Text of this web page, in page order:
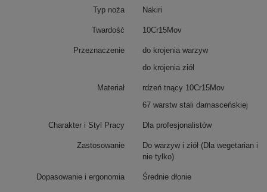
Typ noża Nakiri
Twardość 10Cr15Mov
Przeznaczenie
do krojenia warzyw
do krojenia ziół
Materiał
rdzeń tnący 10Cr15Mov
67 warstw stali damasceńskiej
Charakter i Styl Pracy Dla profesjonalistów
Zastosowanie
Do warzyw i ziół (Dla wegetarian i
nie tylko)
Dopasowanie i ergonomia Średnie dłonie